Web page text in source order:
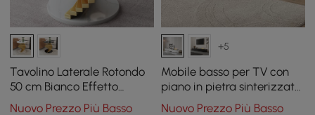
Tavolino Laterale Rotondo
50 cm Bianco Effetto
Marmo con Base a Spirale
Nuovo Prezzo Più Basso
+5
Mobile basso per TV con
piano in pietra sinterizzata,
caminetto elettrico,
Nuovo Prezzo Più Basso